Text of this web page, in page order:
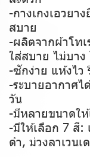
-กางเกงเอวยา
สบาย
-ผลิตจากผ้าโทเ
ใส่สบาย ไม่บาง
-ซักง่าย แห้งไว
-ระบายอากาศไ
วัน
-มีหลายขนาดให้
-มีให้เลือก 7 สี:
ดำ, ม่วงลาเวนเ